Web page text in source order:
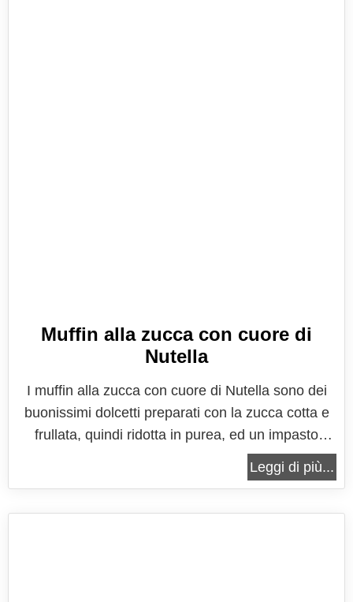
Muffin alla zucca con cuore di
Nutella
I muffin alla zucca con cuore di Nutella sono dei
buonissimi dolcetti preparati con la zucca cotta e
frullata, quindi ridotta in purea, ed un impasto
semplice, come quello classico dei muffin. I muffin
alla zucca come sempre vengono arricchiti dalle
Leggi di più...